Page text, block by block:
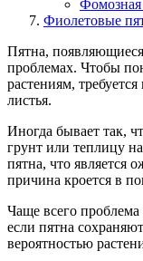
Фомозная
Фиолетовые
Пятна,
проблемах. Чтобы
растениям,
листья.
Иногда бывает так,
грунт или теплицу
пятна, что является
причина кроется в
Чаще всего проблема
если пятна
вероятностью